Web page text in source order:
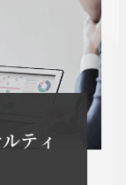
ティ